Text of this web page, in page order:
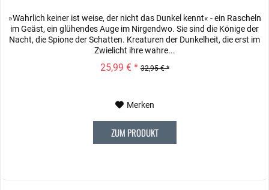
»Wahrlich keiner ist weise, der nicht das Dunkel kennt« ‐ ein Rascheln
im Geäst, ein glühendes Auge im Nirgendwo. Sie sind die Könige der
Nacht, die Spione der Schatten. Kreaturen der Dunkelheit, die erst im
Zwielicht ihre wahre...
25,99 € * 32,95 € *
Merken
ZUM PRODUKT